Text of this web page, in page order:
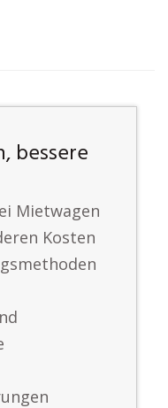
bessere
Mietwagen
Kosten